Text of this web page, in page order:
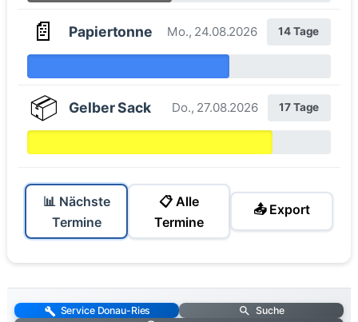
📄 Papiertonne Mo., 24.08.2026 14 Tage
📦 Gelber Sack Do., 27.08.2026 17 Tage
📊 Nächste
Termine
📋 Alle
Termine
📤 Export
Service Donau-Ries
Suche